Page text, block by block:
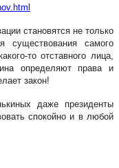
становятся не только
самого
то отставного лица,
определяют права и
закон!
даже президенты
спокойно и в любой